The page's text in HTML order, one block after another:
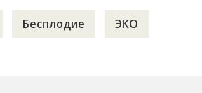
Бесплодие ЭКО